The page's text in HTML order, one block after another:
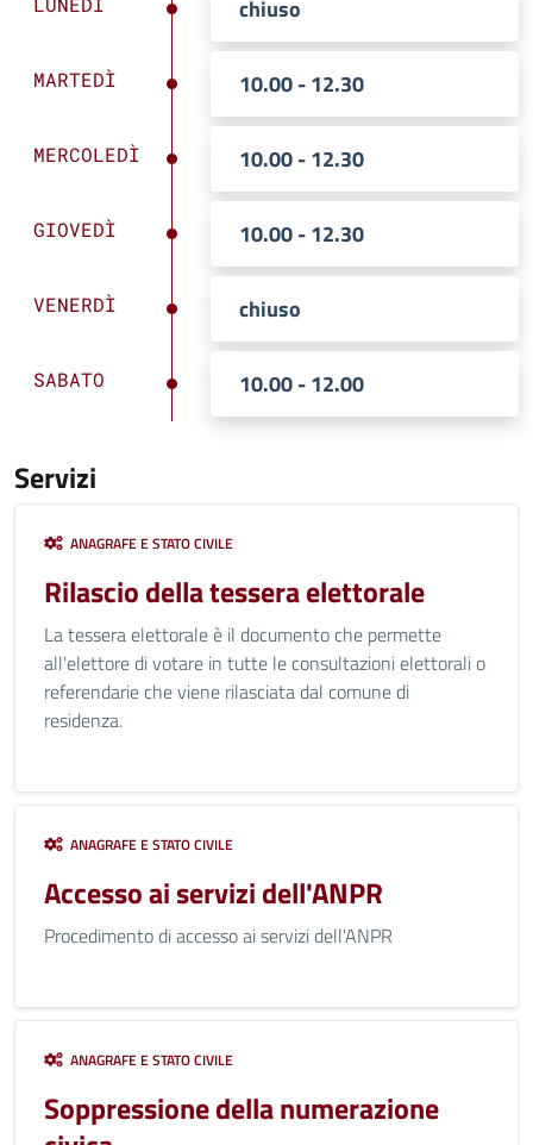
chiuso
MARTEDÌ 10.00 - 12.30
MERCOLEDÌ 10.00 - 12.30
GIOVEDÌ 10.00 - 12.30
VENERDÌ chiuso
SABATO 10.00 - 12.00
Servizi
ANAGRAFE E STATO CIVILE
Rilascio della tessera elettorale
La tessera elettorale è il documento che permette
all'elettore di votare in tutte le consultazioni elettorali o
referendarie che viene rilasciata dal comune di
residenza.
ANAGRAFE E STATO CIVILE
Accesso ai servizi dell'ANPR
Procedimento di accesso ai servizi dell'ANPR
ANAGRAFE E STATO CIVILE
Soppressione della numerazione